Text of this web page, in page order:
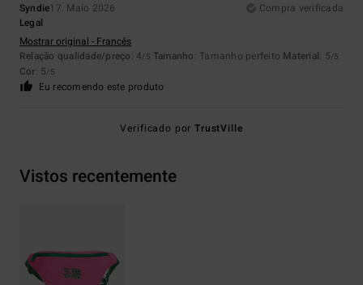
Syndie17. Maio 2026
Compra verificada
Legal
Mostrar original - Francês
Relação qualidade/preço: 4/5 Tamanho: Tamanho perfeito Material: 5/5
Cor: 5/5
Eu recomendo este produto
Verificado porTrustVille
Vistos recentemente